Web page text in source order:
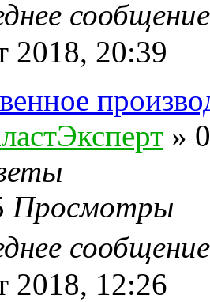
2018, 20:39
»
Просмотры
2018, 12:26